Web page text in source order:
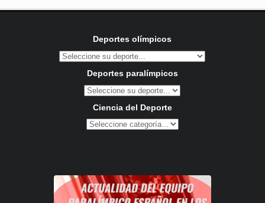
Deportes olímpicos
Deportes paralímpicos
Ciencia del Deporte